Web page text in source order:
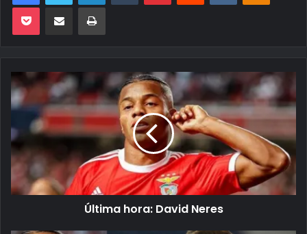
Pocket Compartilhar via e-mail Imprimir
Última hora: David Neres